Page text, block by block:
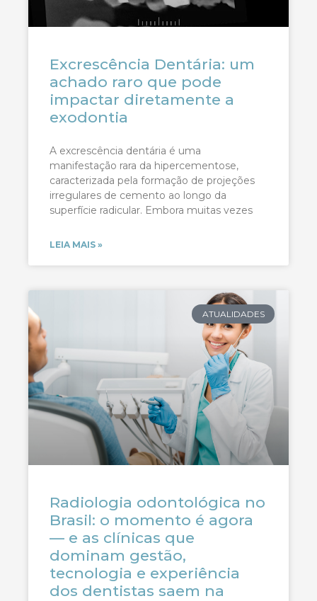
Excrescência Dentária: um
achado raro que pode
impactar diretamente a
exodontia
A excrescência dentária é uma
manifestação rara da hipercementose,
caracterizada pela formação de projeções
irregulares de cemento ao longo da
superfície radicular. Embora muitas vezes
LEIA MAIS »
ATUALIDADES
Radiologia odontológica no
Brasil: o momento é agora
— e as clínicas que
dominam gestão,
tecnologia e experiência
dos dentistas saem na